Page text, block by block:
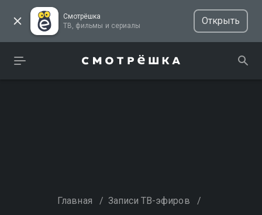
Смотрёшка
ТВ, фильмы и сериалы
Открыть
Главная / Записи ТВ-эфиров /